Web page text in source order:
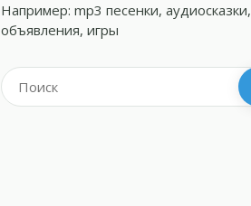
Например: mp3 песенки, аудиосказки,
объявления, игры